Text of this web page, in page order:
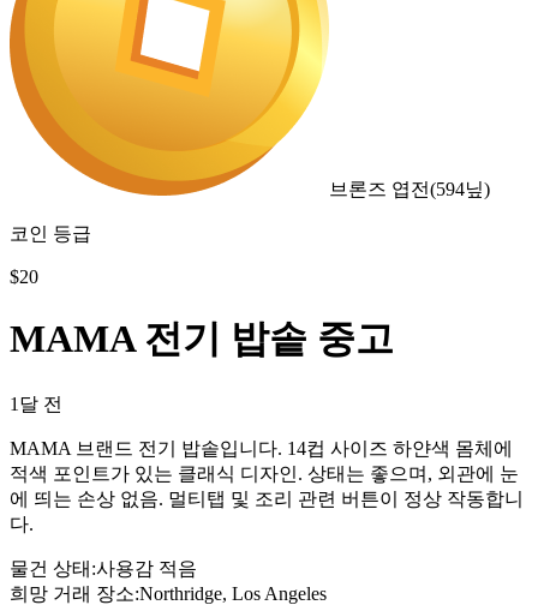
브론즈 엽전(594닢)
코인 등급
$20
MAMA 전기 밥솥 중고
1달 전
MAMA 브랜드 전기 밥솥입니다. 14컵 사이즈 하얀색 몸체에
적색 포인트가 있는 클래식 디자인. 상태는 좋으며, 외관에 눈
에 띄는 손상 없음. 멀티탭 및 조리 관련 버튼이 정상 작동합니
다.
물건 상태 :사용감 적음
희망 거래 장소:Northridge, Los Angeles